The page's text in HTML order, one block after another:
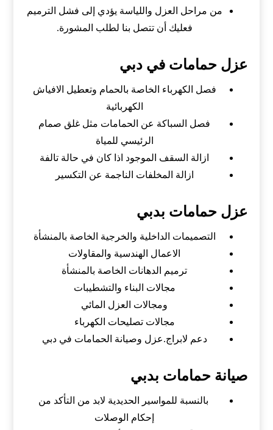
من مراحل العزل واللياسة يؤدي إلى فشل الترميم
فعليك أن تتصل بنا لطلب المشورة.
عزل حمامات في دبي
فصل الكهرباء الخاصة بالحمام وتعطيل الافياش
الكهربائية
فصل السباكة عن الحمامات مثل غلق صمام
الرئيسي للمياة
ازالة السقف الموجود اذا كان في حالة تالفة
ازالة المخلفات الناجمة عن التكسير
عزل حمامات بدبي
التصميمات الداخلية والخرجية الخاصة بالمنشأة
الاعمال الهندسية والمقاولات
ترميم الدهانات الخاصة بالمنشأة
مجالات البناء والتشطيبات
ومجالات العزل المائي
مجالات تصليحات الكهرباء
دعم لابراج.عزل وصيانة الحمامات في دبي
صيانة حمامات بدبي
بالنسبة للمواسير الحديدية لابد من التأكد من
إحكام الوصلات